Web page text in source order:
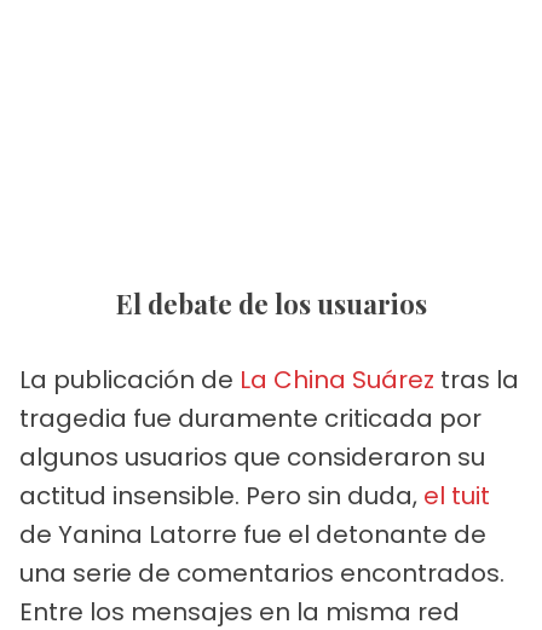
El debate de los usuarios
La publicación de La China Suárez tras la
tragedia fue duramente criticada por
algunos usuarios que consideraron su
actitud insensible. Pero sin duda, el tuit
de Yanina Latorre fue el detonante de
una serie de comentarios encontrados.
Entre los mensajes en la misma red